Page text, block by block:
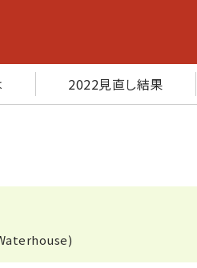
2022見直し結果